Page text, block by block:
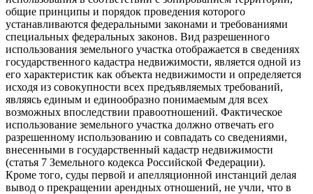
общие принципы и порядок проведения которого
устанавливаются федеральными законами и требованиями
специальных федеральных законов. Вид разрешенного
использования земельного участка отображается в сведениях
государственного кадастра недвижимости, является одной из
его характеристик как объекта недвижимости и определяется
исходя из совокупности всех предъявляемых требований,
являясь единым и единообразно понимаемым для всех
возможных впоследствии правоотношений. Фактическое
использование земельного участка должно отвечать его
разрешенному использованию и совпадать со сведениями,
внесенными в государственный кадастр недвижимости
(статья 7 Земельного кодекса Российской Федерации).
Кроме того, суды первой и апелляционной инстанций делая
вывод о прекращении арендных отношений, не учли, что в